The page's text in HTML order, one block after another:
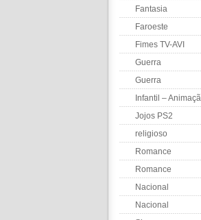
Fantasia
Faroeste
Fimes TV-AVI
Guerra
Guerra
Infantil –
Jojos PS2
religioso
Romance
Romance
Nacional
Nacional